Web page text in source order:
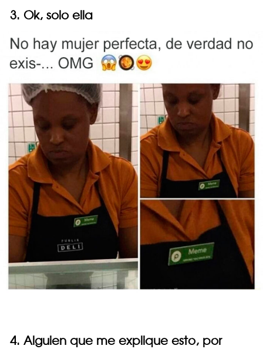
3. Ok, solo ella
4. Alguien que me explique esto, por